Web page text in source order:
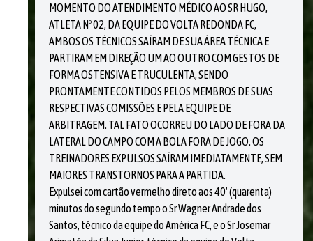
MOMENTO DO ATENDIMENTO MÉDICO AO SR HUGO,
ATLETA Nº 02, DA EQUIPE DO VOLTA REDONDA FC,
AMBOS OS TÉCNICOS SAÍRAM DE SUA ÁREA TÉCNICA E
PARTIRAM EM DIREÇÃO UM AO OUTRO COM GESTOS DE
FORMA OSTENSIVA E TRUCULENTA, SENDO
PRONTAMENTE CONTIDOS PELOS MEMBROS DE SUAS
RESPECTIVAS COMISSÕES E PELA EQUIPE DE
ARBITRAGEM. TAL FATO OCORREU DO LADO DE FORA DA
LATERAL DO CAMPO COM A BOLA FORA DE JOGO. OS
TREINADORES EXPULSOS SAÍRAM IMEDIATAMENTE, SEM
MAIORES TRANSTORNOS PARA A PARTIDA.
Expulsei com cartão vermelho direto aos 40' (quarenta)
minutos do segundo tempo o Sr Wagner Andrade dos
Santos, técnico da equipe do América FC, e o Sr Josemar